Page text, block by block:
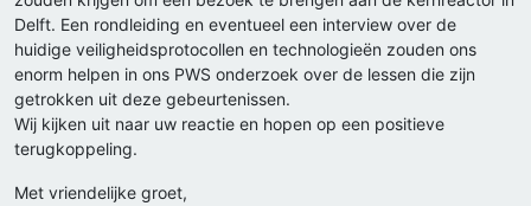
Delft. Een rondleiding en eventueel een interview over de
huidige veiligheidsprotocollen en technologieën zouden ons
enorm helpen in ons PWS onderzoek over de lessen die zijn
getrokken uit deze gebeurtenissen.
Wij kijken uit naar uw reactie en hopen op een positieve
terugkoppeling.
Met vriendelijke groet,